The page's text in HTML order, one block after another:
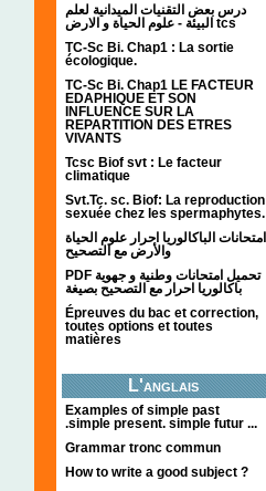
درس بعض التقنيات الميدانية لعلم
البيئة - علوم الحياة و الارض tcs
TC-Sc Bi. Chap1 : La sortie
écologique.
TC-Sc Bi. Chap1 LE FACTEUR
EDAPHIQUE ET SON
INFLUENCE SUR LA
REPARTITION DES ETRES
VIVANTS
Tcsc Biof svt : Le facteur
climatique
Svt.Tc. sc. Biof: La reproduction
sexuée chez les spermaphytes.
امتحانات الباكالوريا احرار علوم الحياة
والأرض مع التصحيح
PDF تحميل امتحانات وطنية و جهوية
باكالوريا احرار مع التصحيح بصيغة
Épreuves du bac et correction,
toutes options et toutes
matières
L'anglais
Examples of simple past
.simple present. simple futur ...
Grammar tronc commun
How to write a good subject ?